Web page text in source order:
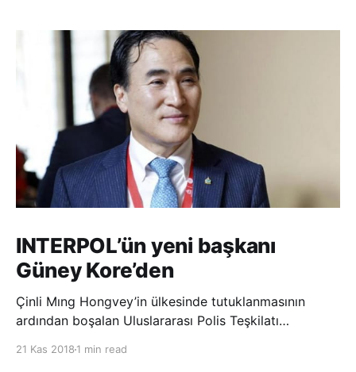
INTERPOL’ün yeni başkanı
Güney Kore’den
Çinli Mıng Hongvey’in ülkesinde tutuklanmasının
ardından boşalan Uluslararası Polis Teşkilatı
21 Kas 2018 1 min read